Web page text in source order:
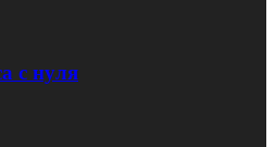
с нуля